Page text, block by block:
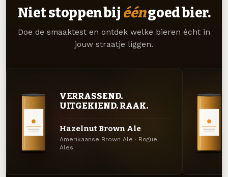
Niet stoppen bij ééngoed bier.
Doe de smaaktest en ontdek welke bieren écht in
jouw straatje liggen.
VERRASSEND.
UITGEKIEND. RAAK.
Hazelnut Brown Ale
Amerikaanse Brown Ale · Rogue
Ales